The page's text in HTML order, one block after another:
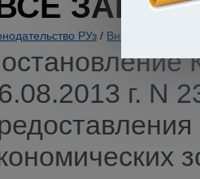
РУз /
г. N